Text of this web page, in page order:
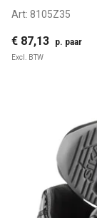
Art: 8105Z35
€ 87,13 p. paar
Excl. BTW